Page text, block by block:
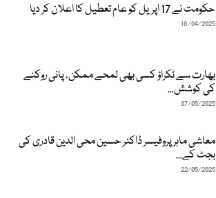
حکومت نے 17 اپریل کو عام تعطیل کا اعلان کر دیا
16/04/2025
بھارت سے ٹکراؤ کسی بھی لمحے ممکن، پانی روکنے
کی کوشش...
07/05/2025
معاشی ماہر پروفیسر ڈاکٹر حسین محی الدین قادری کی
بجٹ کے...
22/05/2025